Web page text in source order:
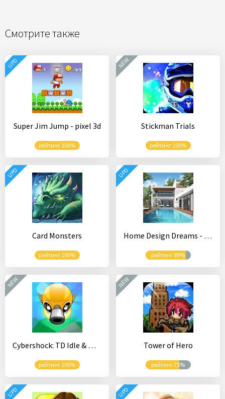
Смотрите также
Super Jim Jump - pixel 3d
рейтинг 100%
UPD
Stickman Trials
рейтинг 100%
NEW
Card Monsters
рейтинг 100%
UPD
Home Design Dreams - Design My Dream House Games
рейтинг 89%
UPD
Cybershock: TD Idle & Merge
рейтинг 100%
NEW
Tower of Hero
рейтинг 75%
NEW
UPD UPD